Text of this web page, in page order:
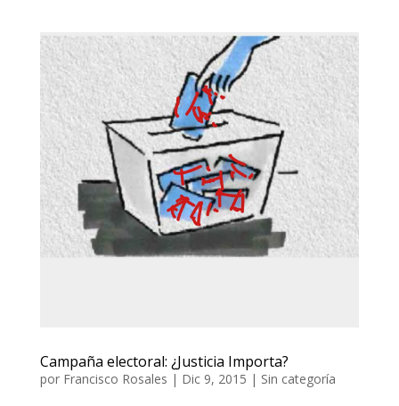
Campaña electoral: ¿Justicia Importa?
por Francisco Rosales | Dic 9, 2015 | Sin categoría